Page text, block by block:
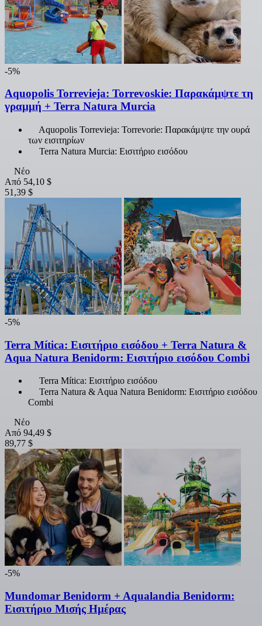
-5%
Aquopolis Torrevieja: Torrevoskie: Παρακάμψτε τη
γραμμή + Terra Natura Murcia
Aquopolis Torrevieja: Torrevorie: Παρακάμψτε την ουρά
των εισιτηρίων
Terra Natura Murcia: Εισιτήριο εισόδου
Νέο
Από 54,10 $
51,39 $
-5%
Terra Mítica: Εισιτήριο εισόδου + Terra Natura &
Aqua Natura Benidorm: Εισιτήριο εισόδου Combi
Terra Mítica: Εισιτήριο εισόδου
Terra Natura & Aqua Natura Benidorm: Εισιτήριο εισόδου
Combi
Νέο
Από 94,49 $
89,77 $
-5%
Mundomar Benidorm + Aqualandia Benidorm:
Εισιτήριο Μισής Ημέρας